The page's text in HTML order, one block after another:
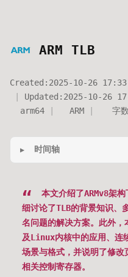
ARM TLB
Created: 2025-10-26
Updated: 2025-10-26
arm64
ARM 字数
时间轴
本文介绍了ARMv8架
细讨论了TLB的背景知识、
名问题的解决方案。此外
及Linux内核中的应用、连
场景与格式，并说明了修改
相关控制寄存器。